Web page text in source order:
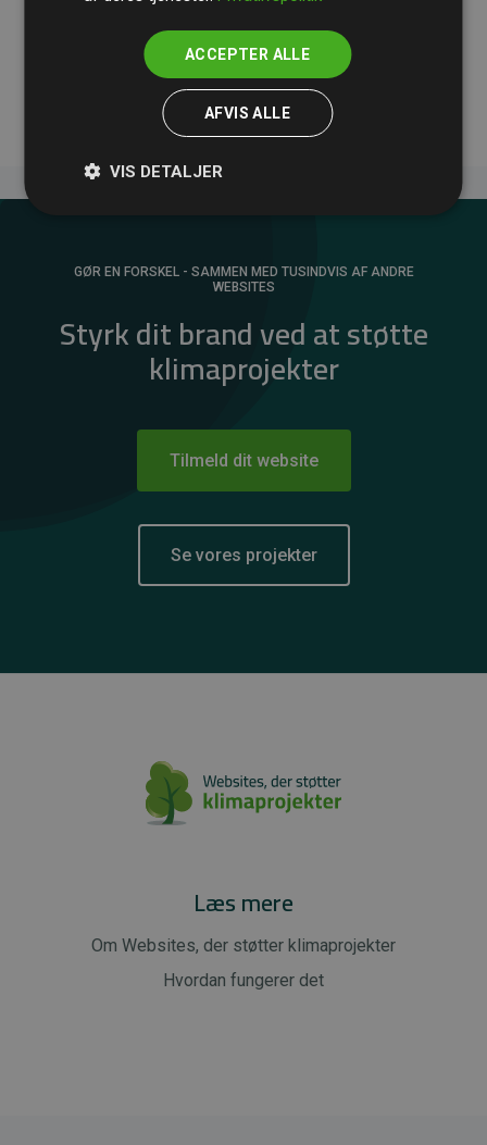
medlemmernes websites estimerede CO₂-
GØR EN FORSKEL - SAMMEN MED TUSINDVIS AF ANDRE
WEBSITES
Styrk dit brand ved at støtte
klimaprojekter
Tilmeld dit website
Se vores projekter
Læs mere
Om Websites, der støtter klimaprojekter
Hvordan fungerer det
ACCEPTER ALLE
AFVIS ALLE
VIS DETALJER